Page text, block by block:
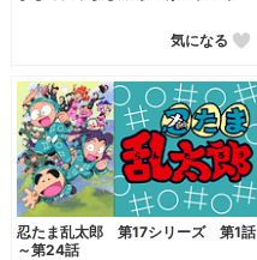
気になる
忍たま乱太郎 第17シリーズ 第1話
～第24話